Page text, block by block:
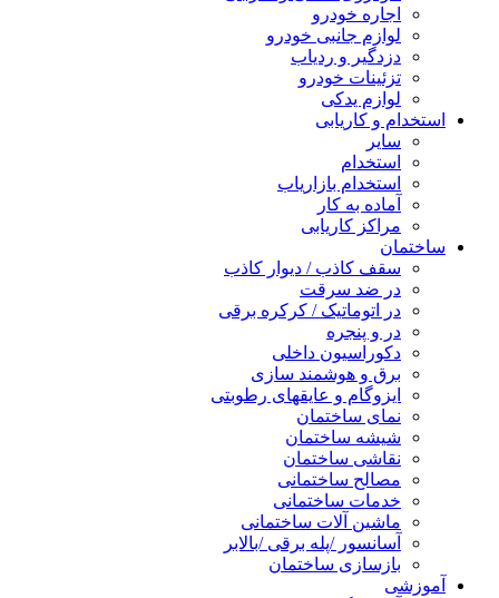
اجاره خودرو
لوازم جانبی خودرو
دزدگیر و ردیاب
تزئینات خودرو
لوازم یدکی
استخدام و کاریابی
سایر
استخدام
استخدام بازاریاب
آماده به کار
مراکز کاریابی
ساختمان
سقف کاذب / دیوار کاذب
در ضد سرقت
در اتوماتیک / کرکره برقی
در و پنجره
دکوراسیون داخلی
برق و هوشمند سازی
ایزوگام و عایقهای رطوبتی
نمای ساختمان
شیشه ساختمان
نقاشی ساختمان
مصالح ساختمانی
خدمات ساختمانی
ماشین آلات ساختمانی
آسانسور /پله برقی /بالابر
بازسازی ساختمان
آموزشی